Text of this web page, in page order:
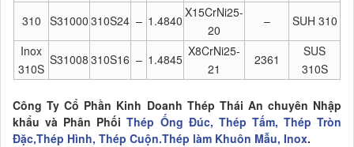
310 S31000 310S24 – 1.4840
X15CrNi25-
20
–
SUH 310
Inox
310S
S31008 310S16 – 1.4845
X8CrNi25-
21
2361
SUS
310S
Công Ty Cổ Phần Kinh Doanh Thép Thái An chuyên Nhập
khẩu và Phân Phối Thép Ống Đúc, Thép Tấm, Thép Tròn
Đặc,Thép Hình, Thép Cuộn.Thép làm Khuôn Mẫu, Inox.